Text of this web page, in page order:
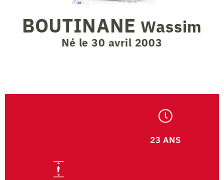
BOUTINANE Wassim
Né le 30 avril 2003
23 ANS